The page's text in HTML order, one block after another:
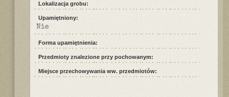
Lokalizacja grobu:
Upamiętniony:
Nie
Forma upamiętnienia:
Przedmioty znalezione przy pochowanym:
Miejsce przechowywania ww. przedmiotów: